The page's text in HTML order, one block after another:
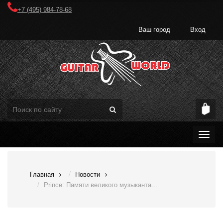
+7 (495) 984-78-68
Ваш город Вход
Главная
Новости
Prince: Памяти великого музыканта...